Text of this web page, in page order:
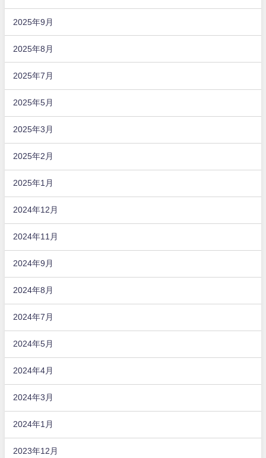
2025年9月
2025年8月
2025年7月
2025年5月
2025年3月
2025年2月
2025年1月
2024年12月
2024年11月
2024年9月
2024年8月
2024年7月
2024年5月
2024年4月
2024年3月
2024年1月
2023年12月